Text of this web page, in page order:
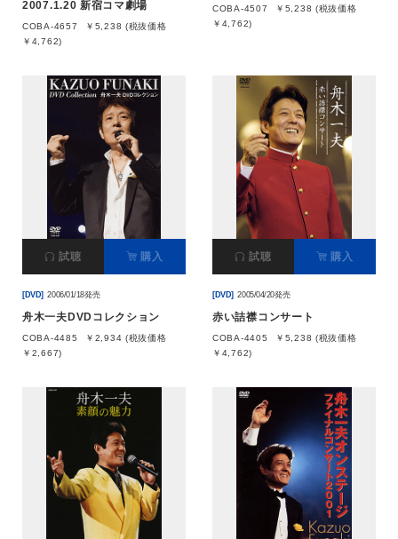
2007.1.20 新宿コマ劇場
COBA-4657
￥5,238 (税抜価格
￥4,762)
COBA-4507
￥5,238 (税抜価格
￥4,762)
試聴 購入
[DVD] 2006/01/18発売
舟木一夫DVDコレクション
COBA-4485
￥2,934 (税抜価格
￥2,667)
試聴 購入
[DVD] 2005/04/20発売
赤い詰襟コンサート
COBA-4405
￥5,238 (税抜価格
￥4,762)